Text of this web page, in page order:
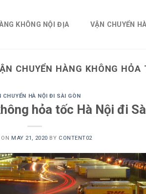
KHÔNG NỘI ĐỊA VẬN CHUYỂN
CHUYỂN HÀNG KHÔNG
CHUYỂN HÀ NỘI ĐI SÀI GÒN
hỏa tốc Hà Nội đi
MAY 21, 2020 BY CONTENT02